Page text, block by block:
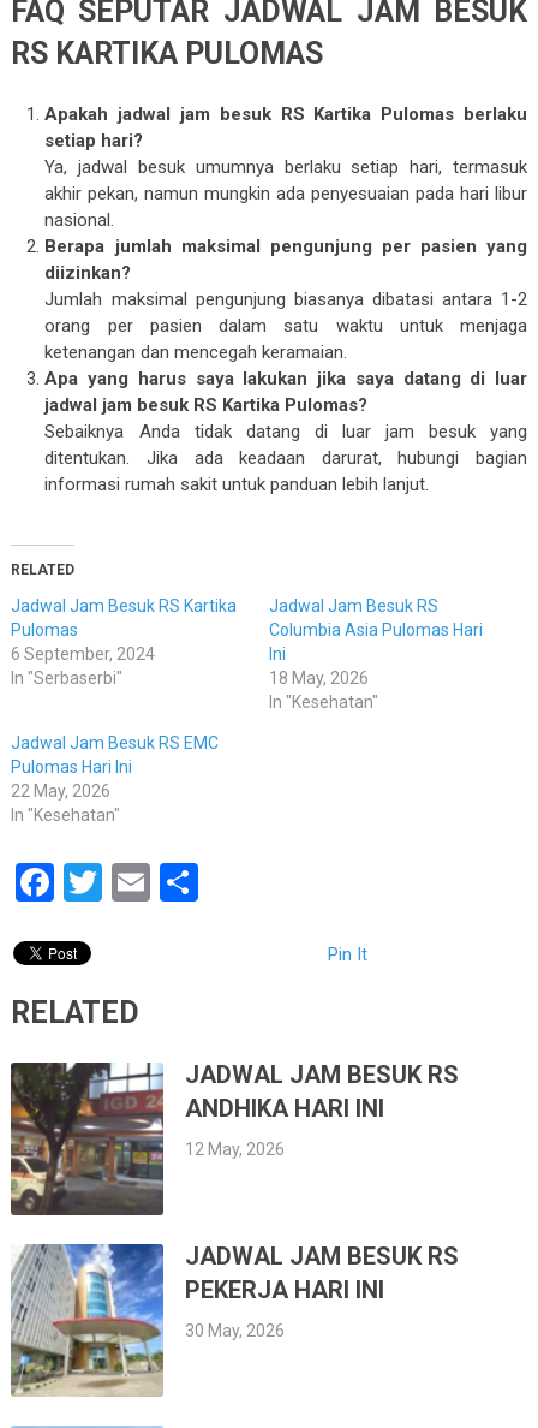
FAQ SEPUTAR JADWAL JAM BESUK
RS KARTIKA PULOMAS
Apakah jadwal jam besuk RS Kartika Pulomas berlaku
setiap hari?
Ya, jadwal besuk umumnya berlaku setiap hari, termasuk
akhir pekan, namun mungkin ada penyesuaian pada hari libur
nasional.
Berapa jumlah maksimal pengunjung per pasien yang
diizinkan?
Jumlah maksimal pengunjung biasanya dibatasi antara 1-2
orang per pasien dalam satu waktu untuk menjaga
ketenangan dan mencegah keramaian.
Apa yang harus saya lakukan jika saya datang di luar
jadwal jam besuk RS Kartika Pulomas?
Sebaiknya Anda tidak datang di luar jam besuk yang
ditentukan. Jika ada keadaan darurat, hubungi bagian
informasi rumah sakit untuk panduan lebih lanjut.
RELATED
Jadwal Jam Besuk RS Kartika
Pulomas
6 September, 2024
In "Serbaserbi"
Jadwal Jam Besuk RS
Columbia Asia Pulomas Hari
Ini
18 May, 2026
In "Kesehatan"
Jadwal Jam Besuk RS EMC
Pulomas Hari Ini
22 May, 2026
In "Kesehatan"
Facebook
Twitter
EmailShare
Pin It
RELATED
JADWAL JAM BESUK RS
ANDHIKA HARI INI
12 May, 2026
JADWAL JAM BESUK RS
PEKERJA HARI INI
30 May, 2026